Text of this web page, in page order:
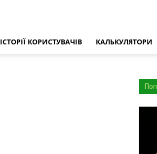
ІСТОРІЇ КОРИСТУВАЧІВ КАЛЬКУЛЯТОРИ